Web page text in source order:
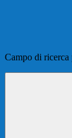
Campo di ricerca